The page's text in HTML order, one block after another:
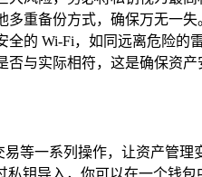
重备份方式，确保万无一失
的 Wi-Fi，如同远离危险的
与实际相符，这是确保资产
等一系列操作，让资产管理